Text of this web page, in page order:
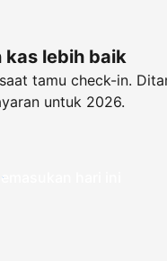
kas lebih baik
tamu check-in.
untuk 2026.
hari ini